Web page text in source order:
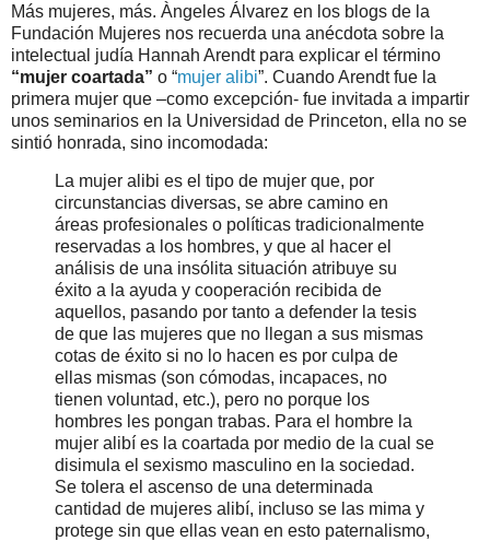
Más mujeres, más. Àngeles Álvarez en los blogs de la
Fundación Mujeres nos recuerda una anécdota sobre la
intelectual judía Hannah Arendt para explicar el término
“mujer coartada” o “mujer alibi”. Cuando Arendt fue la
primera mujer que –como excepción- fue invitada a impartir
unos seminarios en la Universidad de Princeton, ella no se
sintió honrada, sino incomodada:
La mujer alibi es el tipo de mujer que, por
circunstancias diversas, se abre camino en
áreas profesionales o políticas tradicionalmente
reservadas a los hombres, y que al hacer el
análisis de una insólita situación atribuye su
éxito a la ayuda y cooperación recibida de
aquellos, pasando por tanto a defender la tesis
de que las mujeres que no llegan a sus mismas
cotas de éxito si no lo hacen es por culpa de
ellas mismas (son cómodas, incapaces, no
tienen voluntad, etc.), pero no porque los
hombres les pongan trabas. Para el hombre la
mujer alibí es la coartada por medio de la cual se
disimula el sexismo masculino en la sociedad.
Se tolera el ascenso de una determinada
cantidad de mujeres alibí, incluso se las mima y
protege sin que ellas vean en esto paternalismo,